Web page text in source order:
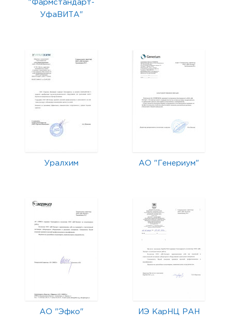
"Фармстандарт-
УфаВИТА"
Уралхим АО "Генериум"
АО "Эфко" ИЭ КарНЦ РАН